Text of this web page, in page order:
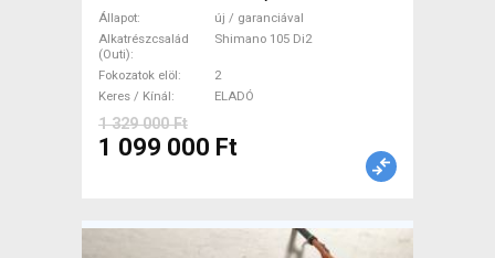
( XS,S,M) Országúti Shimano
105 Di2 tárcsafék új /
garanciával ELADÓ
Állapot
új / garanciával
Alkatrészcsalád
(Outi)
Shimano 105 Di2
Fokozatok elöl
2
Keres / Kínál
ELADÓ
1 329 000 Ft
1 099 000 Ft